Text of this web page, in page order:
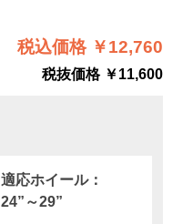
税込価格 ￥12,760
税抜価格 ￥11,600
適応ホイール：
24”～29”